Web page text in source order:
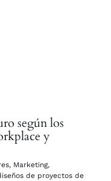
según los
y
, Marketing,
de proyectos de